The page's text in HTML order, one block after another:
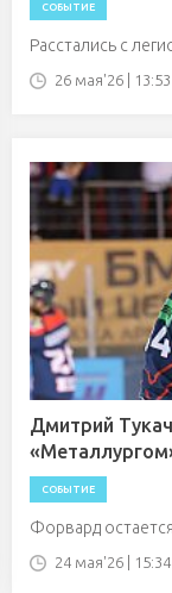
СОБЫТИЕ
Расстались с
26 мая'26 | 13:53
Дмитрий
СОБЫТИЕ
Форвард
24 мая'26 | 15:34